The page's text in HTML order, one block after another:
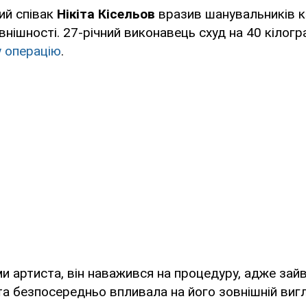
співак Нікіта Кісельов вразив шанувальників
27-річний виконавець схуд на 40
операцію.
артиста, він наважився на процедуру, адже
безпосередньо впливала на його зовнішній